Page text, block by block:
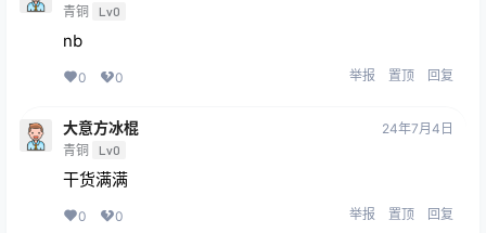
青铜 Lv0
nb
0 0 举报 置顶 回复
大意方冰棍
青铜 Lv0
24年7月4日
干货满满
0 0 举报 置顶 回复